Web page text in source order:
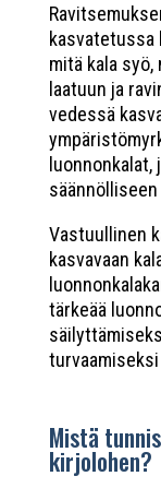
kasvatetussa
mitä kala syö,
laatuun ja
vedessä
luonnonkalat,
Vastuullinen
kasvavaan
tärkeää
Mistä
kirjolohen?